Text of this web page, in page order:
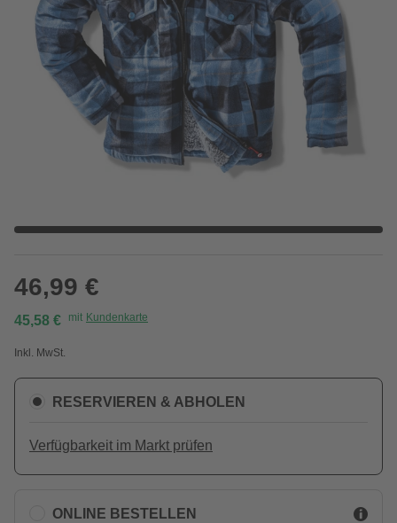
46,99 €
45,58 € mit Kundenkarte
Inkl. MwSt.
RESERVIEREN & ABHOLEN
Verfügbarkeit im Markt prüfen
ONLINE BESTELLEN